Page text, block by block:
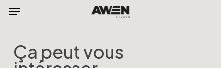
Skip
content
Menu
Ça peut vous